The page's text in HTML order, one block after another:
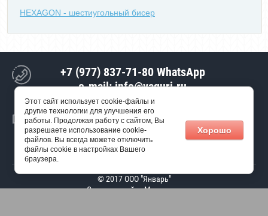
HEXAGON - шестиугольный бисер
+7 (977) 837-71-80 WhatsApp
e-mail: info@vaguri.ru
Россия, 141137, Московская область, г. Лосино-Петровский, РП
Свердловский, ул.Строителей, дом 20
© 2017 ООО "Январь"
Создание сайтаМегагрупп
Этот сайт использует cookie-файлы и
другие технологии для улучшения его
работы. Продолжая работу с сайтом, Вы
разрешаете использование cookie-
файлов. Вы всегда можете отключить
файлы cookie в настройках Вашего
браузера.
Хорошо